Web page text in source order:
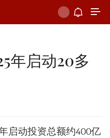
年启动20多
启动投资总额约400亿